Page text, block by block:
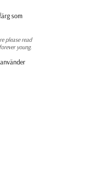
som
please read
young.